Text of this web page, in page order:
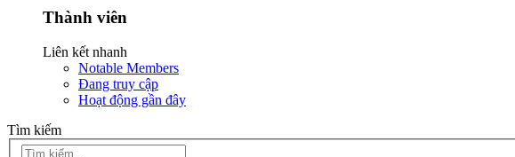
Thành viên
Liên kết nhanh
Notable Members
Đang truy cập
Hoạt động gần đây
Tìm kiếm